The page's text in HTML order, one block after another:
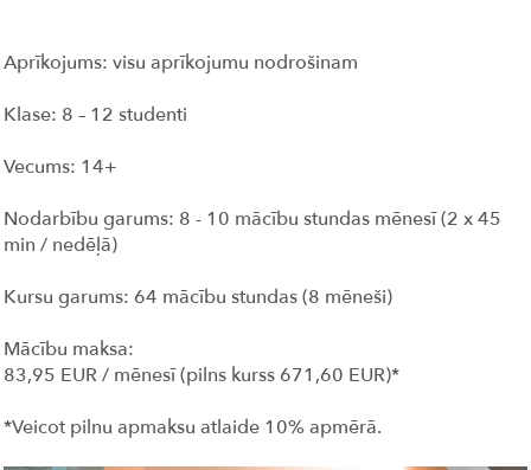
Aprīkojums: visu aprīkojumu nodrošinam
Klase: 8 – 12 studenti
Vecums: 14+
Nodarbību garums: 8 - 10 mācību stundas mēnesī (2 x 45
min / nedēļā)
Kursu garums: 64 mācību stundas (8 mēneši)
Mācību maksa:
83,95 EUR / mēnesī (pilns kurss 671,60 EUR)*
*Veicot pilnu apmaksu atlaide 10% apmērā.